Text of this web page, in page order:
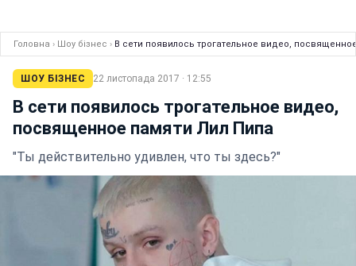
Головна › Шоу бізнес › В сети появилось трогательное видео,
ШОУ БІЗНЕС 22 листопада 2017 · 12:55
В сети появилось трогательное видео,
посвященное памяти Лил Пипа
"Ты действительно удивлен, что ты здесь?"